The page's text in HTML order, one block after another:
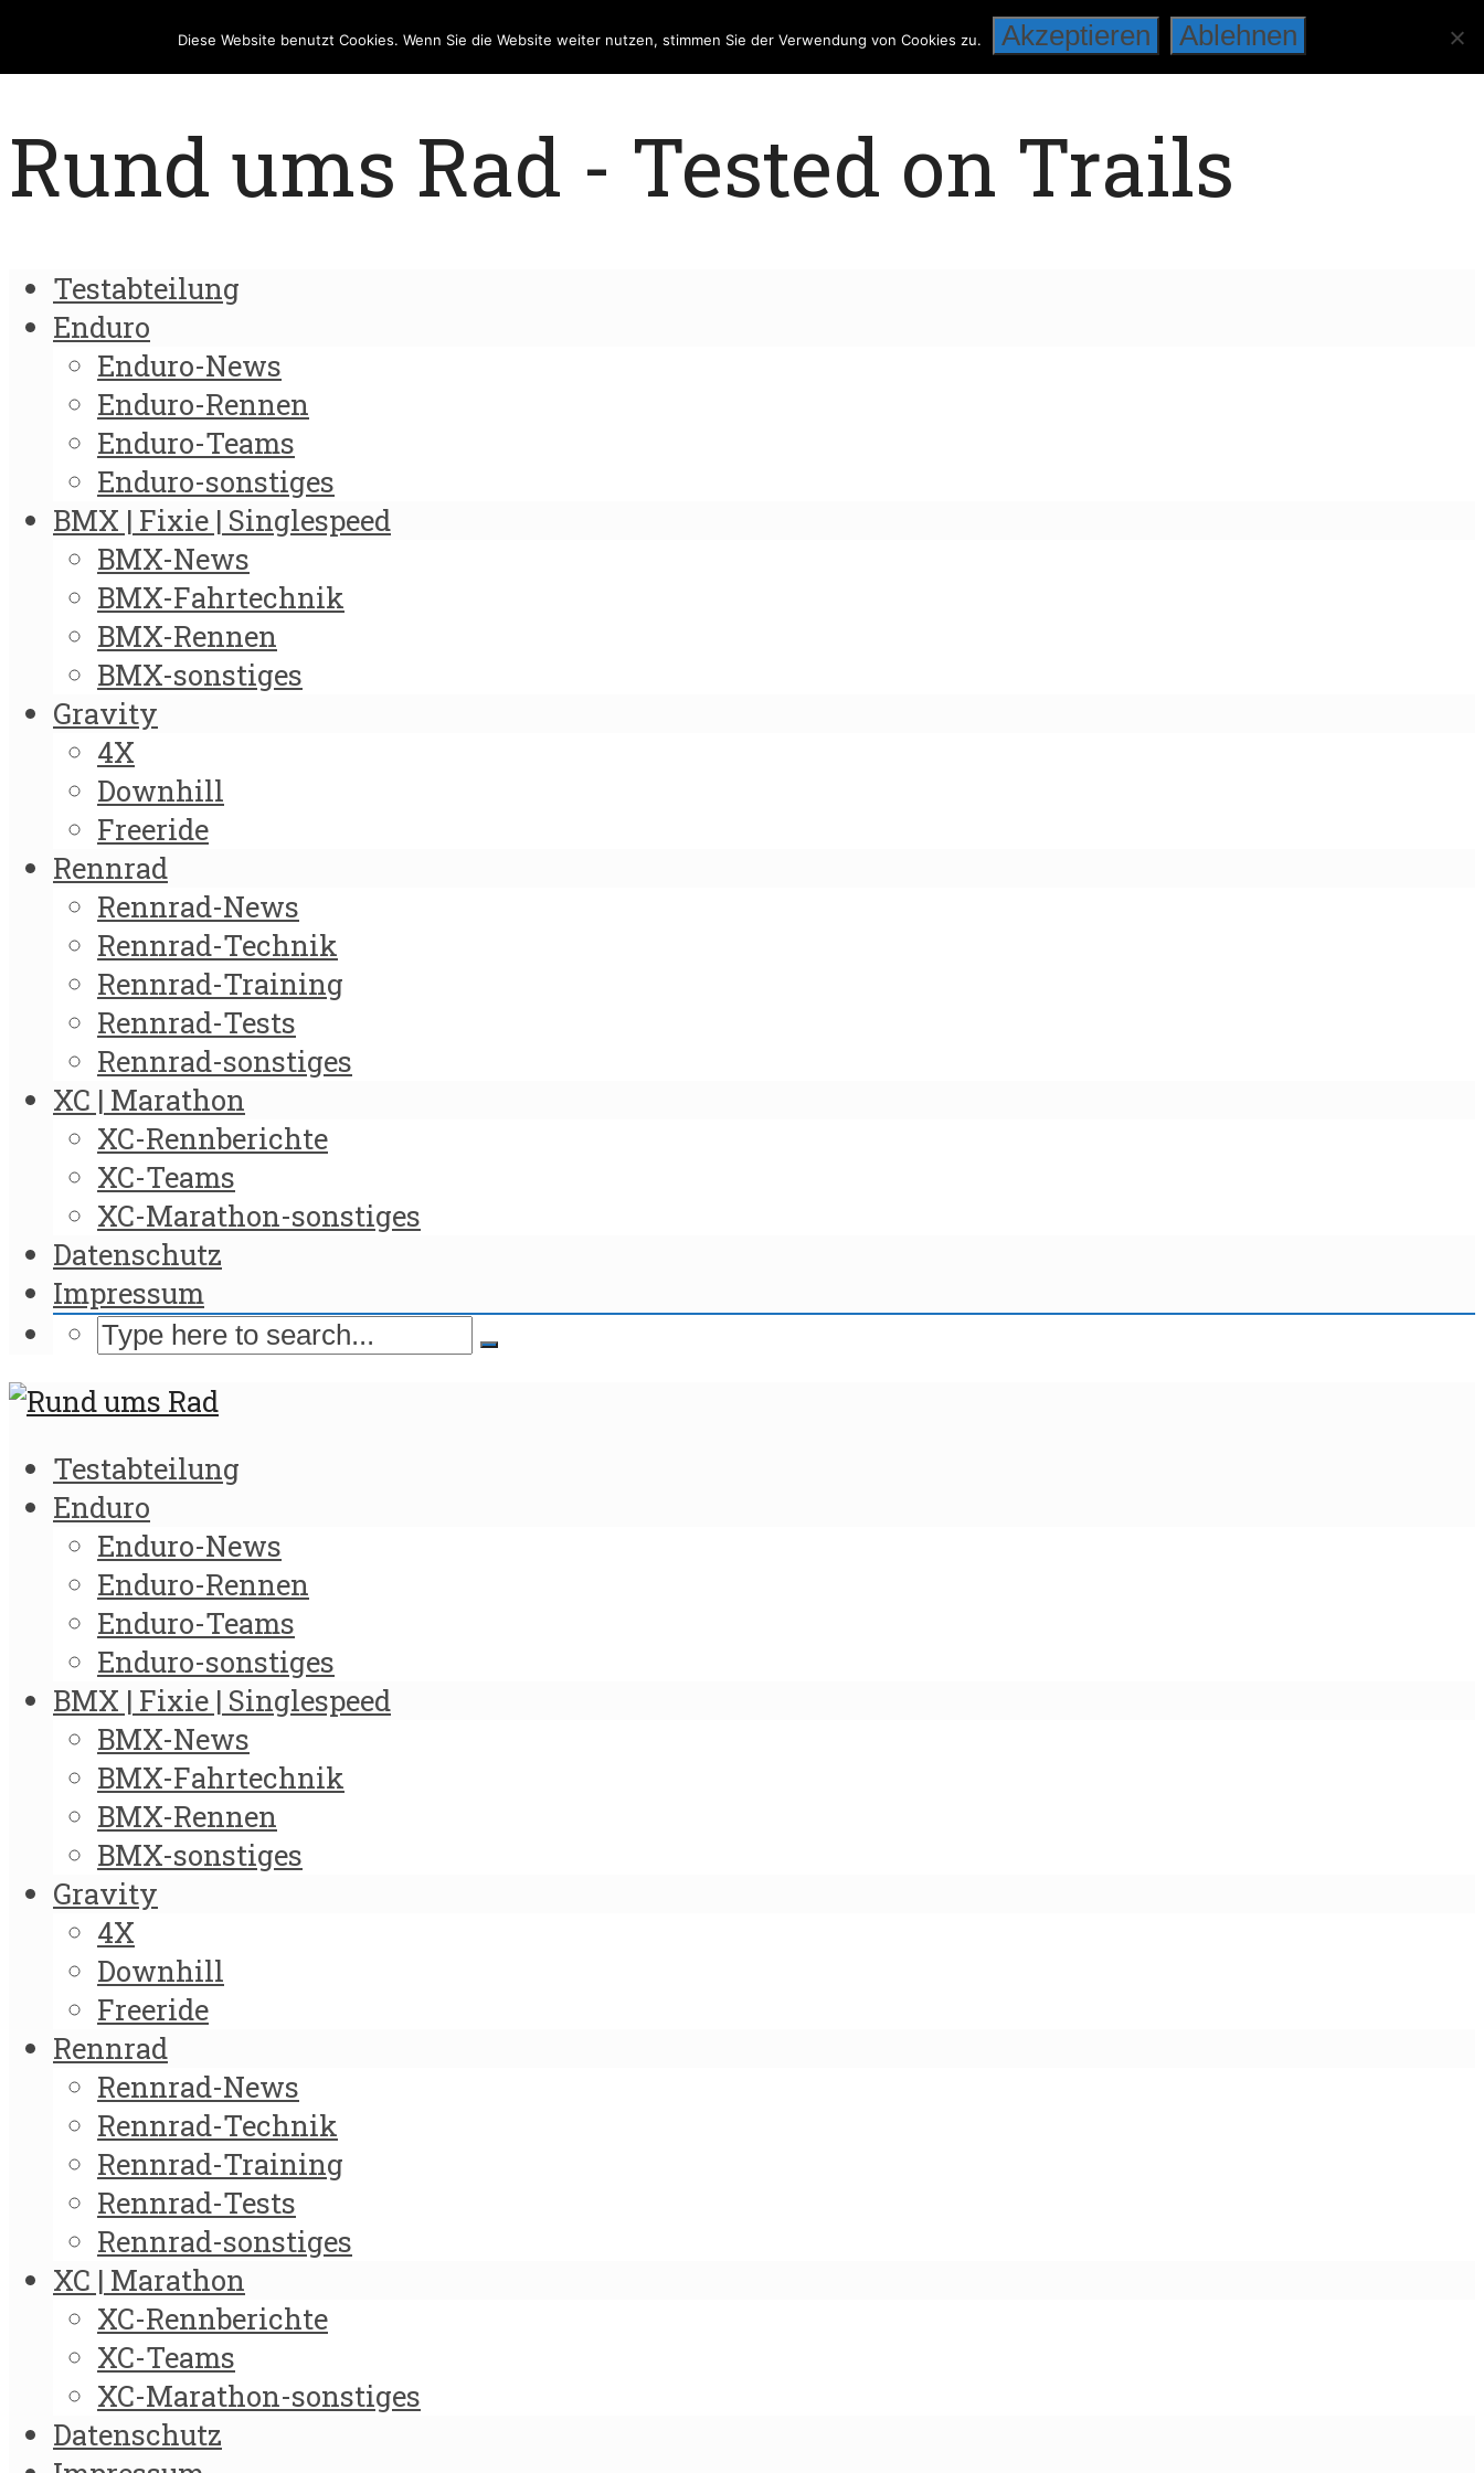
Rund ums Rad - Tested on Trails
Testabteilung
Enduro
Enduro-News
Enduro-Rennen
Enduro-Teams
Enduro-sonstiges
BMX | Fixie | Singlespeed
BMX-News
BMX-Fahrtechnik
BMX-Rennen
BMX-sonstiges
Gravity
4X
Downhill
Freeride
Rennrad
Rennrad-News
Rennrad-Technik
Rennrad-Training
Rennrad-Tests
Rennrad-sonstiges
XC | Marathon
XC-Rennberichte
XC-Teams
XC-Marathon-sonstiges
Datenschutz
Impressum
Testabteilung
Enduro
Enduro-News
Enduro-Rennen
Enduro-Teams
Enduro-sonstiges
BMX | Fixie | Singlespeed
BMX-News
BMX-Fahrtechnik
BMX-Rennen
BMX-sonstiges
Gravity
4X
Downhill
Freeride
Rennrad
Rennrad-News
Rennrad-Technik
Rennrad-Training
Rennrad-Tests
Rennrad-sonstiges
XC | Marathon
XC-Rennberichte
XC-Teams
XC-Marathon-sonstiges
Datenschutz
Diese Website benutzt Cookies. Wenn Sie die Website weiter nutzen, stimmen Sie der Verwendung von Cookies zu. Akzeptieren Ablehnen